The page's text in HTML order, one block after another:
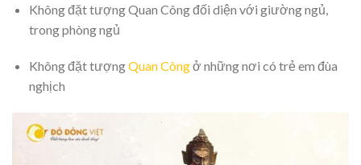
Không đặt tượng Quan Công đối diện với giường ngủ,
trong phòng ngủ
Không đặt tượngQuan Côngở những nơi có trẻ em đùa
nghịch